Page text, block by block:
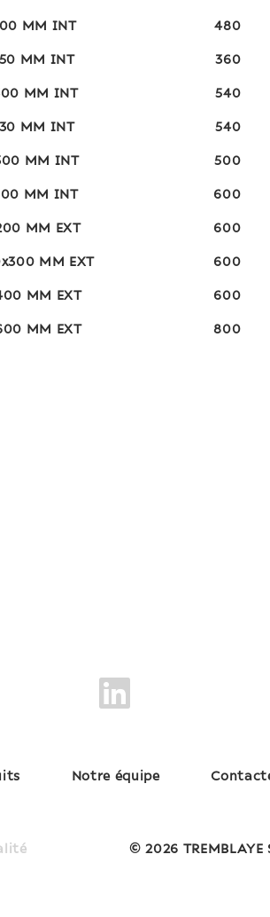
MM INT 480
MM INT 360
MM INT 540
MM INT 540
MM INT 500
MM INT 600
MM EXT 600
MM EXT 600
MM EXT 600
MM EXT 800
Notre équipe
© 2026 TREMBLAYE